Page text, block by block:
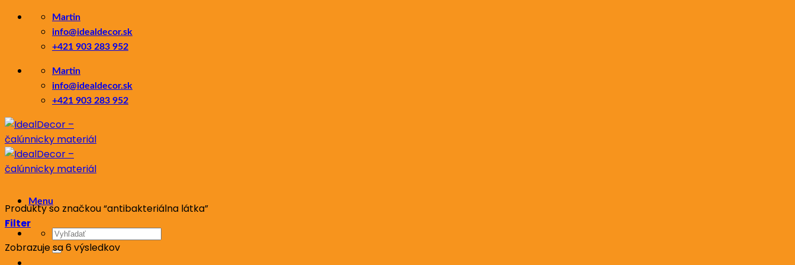
Skip
content
Martin
info@idealdecor.sk
+421 903 283 952
Martin
info@idealdecor.sk
+421 903 283 952
Menu
Hľadať:
Produkty so značkou “antibakteriálna látka”
Filter
Zobrazuje sa 6 výsledkovZoradené